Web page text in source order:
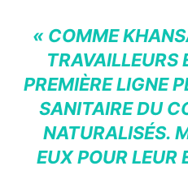
« COMME
TRAVAILLEURS
PREMIÈRE LIGNE
SANITAIRE DU
NATURALISÉS.
EUX POUR LEUR